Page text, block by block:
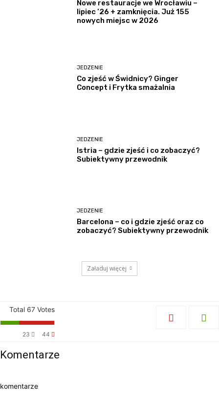
Nowe restauracje we Wrocławiu –
lipiec ’26 + zamknięcia. Już 155
nowych miejsc w 2026
JEDZENIE
Co zjeść w Świdnicy? Ginger
Concept i Frytka smażalnia
JEDZENIE
Istria – gdzie zjeść i co zobaczyć?
Subiektywny przewodnik
JEDZENIE
Barcelona – co i gdzie zjeść oraz co
zobaczyć? Subiektywny przewodnik
Załaduj więcej
Total 67 Votes
44
23
Komentarze
komentarze